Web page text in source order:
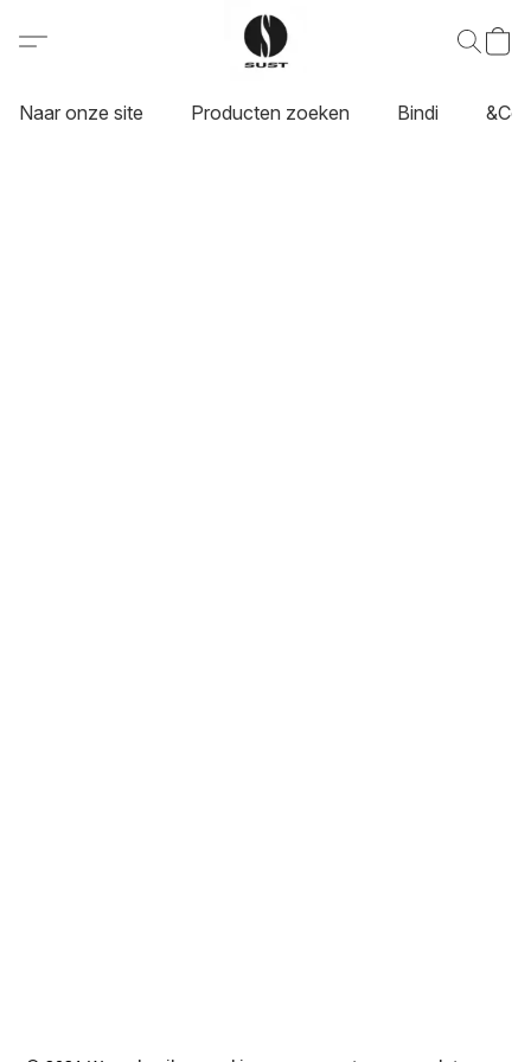
Naar onze site Producten zoeken Bindi &Co